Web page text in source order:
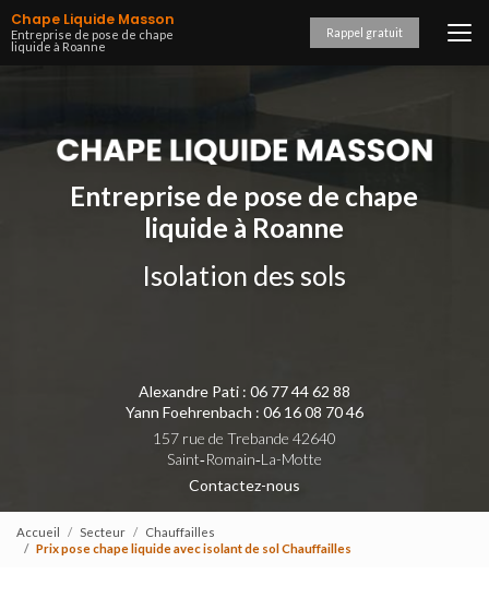
Aller
au
contenu
Chape Liquide Masson
Entreprise de pose de chape
liquide à Roanne
Rappel gratuit
Entreprise de pose de chape
liquide à Roanne
Isolation des sols
Alexandre Pati : 06 77 44 62 88
Yann Foehrenbach : 06 16 08 70 46
157 rue de Trebande 42640
Saint‑Romain‑La-Motte
Contactez-nous
Accueil Secteur
Chauffailles
Prix pose chape liquide avec isolant de sol Chauffailles